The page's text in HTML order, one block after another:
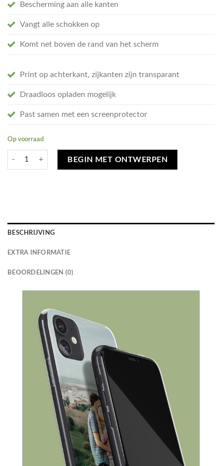
Bescherming aan alle kanten
Vangt alle schokken op
Komt net boven de rand van het scherm
Print op achterkant, zijkanten zijn transparant
Draadloos opladen mogelijk
Past samen met een screenprotector
Op voorraad
Ontwerp je eigen Google Pixel 5 hoesje - soft transparant aantal
BEGIN MET ONTWERPEN
BESCHRIJVING
EXTRA INFORMATIE
BEOORDELINGEN (0)